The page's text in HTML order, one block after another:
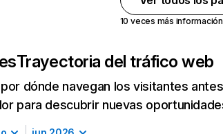
10 veces más información
Trayectoria del tráfico web
dónde navegan los visitantes
para descubrir nuevas